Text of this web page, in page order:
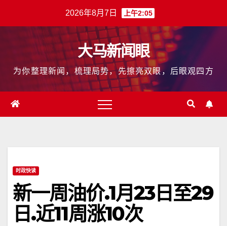
2026年8月7日 上午2:05
大马新闻眼
为你整理新闻，梳理局势，先擦亮双眼，后眼观四方
时政快读
新一周油价.1月23日至29
日.近11周涨10次